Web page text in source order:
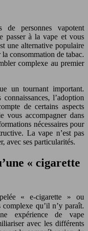
personnes vapotent
passer à la vape et vous
une alternative populaire
consommation de tabac.
complexe au premier
un tournant important.
l’adoption
de certains aspects
vous accompagner dans
nécessaires pour
La vape n’est pas
avec ses particularités.
« cigarette
« e-cigarette » ou
qu’il n’y paraît.
expérience de vape
avec les différents